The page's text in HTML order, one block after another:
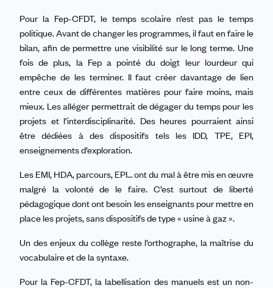
Pour la Fep-CFDT, le temps scolaire n’est pas le temps
politique. Avant de changer les programmes, il faut en faire le
bilan, afin de permettre une visibilité sur le long terme. Une
fois de plus, la Fep a pointé du doigt leur lourdeur qui
empêche de les terminer. Il faut créer davantage de lien
entre ceux de différentes matières pour faire moins, mais
mieux. Les alléger permettrait de dégager du temps pour les
projets et l’interdisciplinarité. Des heures pourraient ainsi
être dédiées à des dispositifs tels les IDD, TPE, EPI,
enseignements d’exploration.
Les EMI, HDA, parcours, EPI… ont du mal à être mis en œuvre
malgré la volonté de le faire. C’est surtout de liberté
pédagogique dont ont besoin les enseignants pour mettre en
place les projets, sans dispositifs de type « usine à gaz ».
Un des enjeux du collège reste l’orthographe, la maîtrise du
vocabulaire et de la syntaxe.
Pour la Fep-CFDT, la labellisation des manuels est un non-